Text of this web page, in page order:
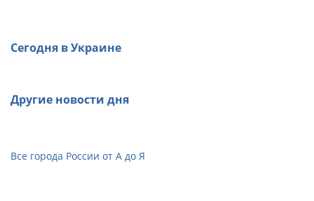
Сегодня в Украине
Другие новости дня
Все города России от А до Я